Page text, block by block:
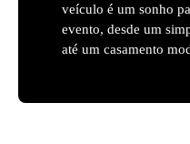
veículo é um sonho
evento, desde um
até um casamento